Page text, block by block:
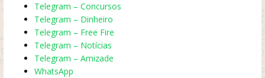
Telegram – Concursos
Telegram – Dinheiro
Telegram – Free Fire
Telegram – Notícias
Telegram – Amizade
WhatsApp